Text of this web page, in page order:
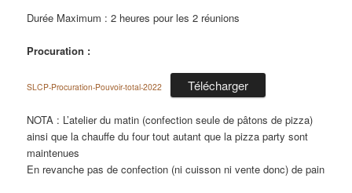
Durée Maximum : 2 heures pour les 2 réunions
Procuration :
SLCP-Procuration-Pouvoir-total-2022 Télécharger
NOTA : L’atelier du matin (confection seule de pâtons de pizza)
ainsi que la chauffe du four tout autant que la pizza party sont
maintenues
En revanche pas de confection (ni cuisson ni vente donc) de pain